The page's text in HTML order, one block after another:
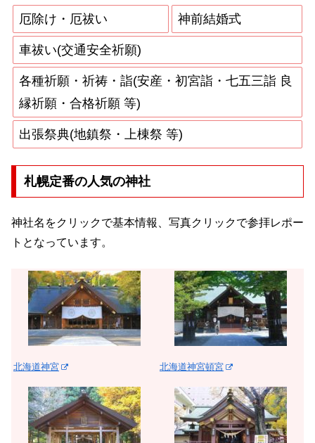
厄除け・厄祓い 神前結婚式
車祓い(交通安全祈願)
各種祈願・祈祷・詣(安産・初宮詣・七五三詣 良
縁祈願・合格祈願 等)
出張祭典(地鎮祭・上棟祭 等)
札幌定番の人気の神社
神社名をクリックで基本情報、写真クリックで参拝レポー
トとなっています。
北海道神宮 北海道神宮頓宮